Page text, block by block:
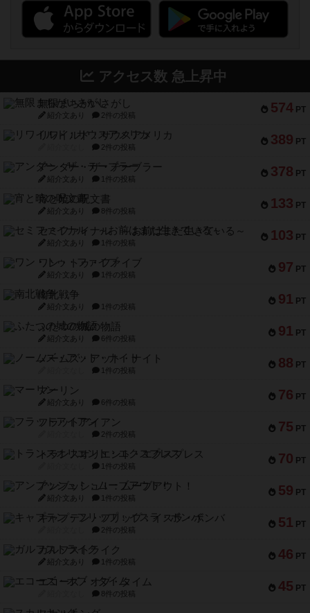
アクセス数 急上昇中
574 PT
無限まちがいさがし
紹介文あり 2件の投稿
389 PT
リワイルド：サウスアメリカ
2件の投稿
378 PT
アンダー・ザ・テーブラー
紹介文あり 1件の投稿
133 PT
宵と暁の呪文書
紹介文あり 8件の投稿
103 PT
セミファイナル ～お前はまだ生きている～
紹介文あり 1件の投稿
97 PT
ワン・トゥ・ファイブ
紹介文あり 1件の投稿
91 PT
南北戦争
紹介文あり 1件の投稿
91 PT
ふたつの城の物語
紹介文あり 6件の投稿
88 PT
ノームズ・アット・ナイト
1件の投稿
76 PT
マーリン
紹介文あり 6件の投稿
75 PT
フラットアイアン
2件の投稿
70 PT
トランスオリエント・エクスプレス
1件の投稿
59 PT
アンブッシュ！：ムーブアウト！
紹介文あり 1件の投稿
51 PT
キャプテン・フリップ：イスラ・ボンバ
2件の投稿
46 PT
ガルフストライク
紹介文あり 1件の投稿
45 PT
エコーズ・オブ・タイム
8件の投稿